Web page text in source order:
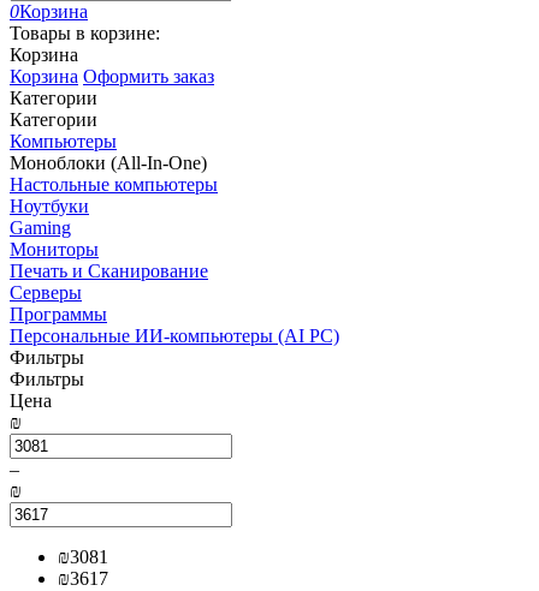
0Корзина
Товары в корзине:
Корзина
Корзина Оформить заказ
Категории
Категории
Компьютеры
Моноблоки (All-In-One)
Настольные компьютеры
Ноутбуки
Gaming
Мониторы
Печать и Сканирование
Серверы
Программы
Персональные ИИ-компьютеры (AI PC)
Фильтры
Фильтры
Цена
₪
–
₪
₪3081
₪3617